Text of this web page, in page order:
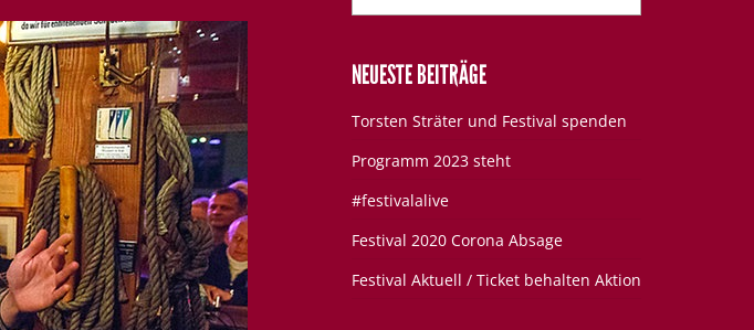
NEUESTE BEITRÄGE
Torsten Sträter und Festival spenden
Programm 2023 steht
#festivalalive
Festival 2020 Corona Absage
Festival Aktuell / Ticket behalten Aktion